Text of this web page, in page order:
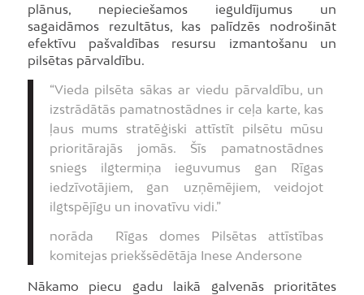
plānus, nepieciešamos ieguldījumus un
sagaidāmos rezultātus, kas palīdzēs nodrošināt
efektīvu pašvaldības resursu izmantošanu un
pilsētas pārvaldību.
“Vieda pilsēta sākas ar viedu pārvaldību, un
izstrādātās pamatnostādnes ir ceļa karte, kas
ļaus mums stratēģiski attīstīt pilsētu mūsu
prioritārajās jomās. Šīs pamatnostādnes
sniegs ilgtermiņa ieguvumus gan Rīgas
iedzīvotājiem, gan uzņēmējiem, veidojot
ilgtspējīgu un inovatīvu vidi.”
norāda Rīgas domes Pilsētas attīstības
komitejas priekšsēdētāja Inese Andersone
Nākamo piecu gadu laikā galvenās prioritātes